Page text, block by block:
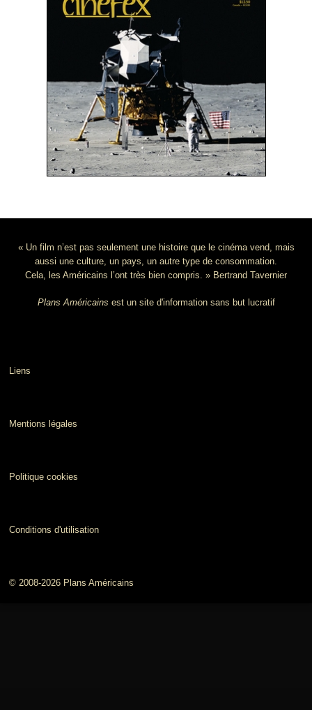
« Un film n’est pas seulement une histoire que le cinéma vend, mais
aussi une culture, un pays, un autre type de consommation.
Cela, les Américains l’ont très bien compris. » Bertrand Tavernier
Plans Américains est un site d'information sans but lucratif
Liens
Mentions légales
Politique cookies
Conditions d'utilisation
© 2008-2026 Plans Américains